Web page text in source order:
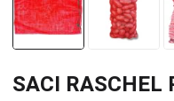
SACI RASCHEL